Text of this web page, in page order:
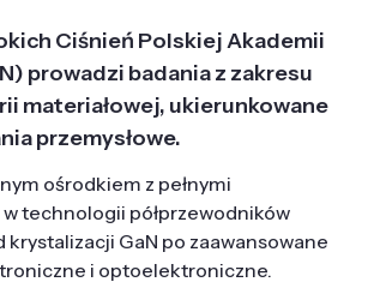
Ciśnień Polskiej Akademii
prowadzi badania z zakresu
materiałowej, ukierunkowane
przemysłowe.
ośrodkiem z pełnymi
technologii półprzewodników
krystalizacji GaN po zaawansowane
i optoelektroniczne.